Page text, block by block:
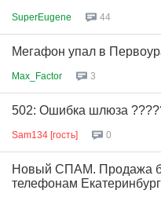
SuperEugene 44
Мегафон упал в
Max_Factor 3
502: Ошибка шлюза
Sam134 [гость] 0
Новый СПАМ. Продажа
телефонам